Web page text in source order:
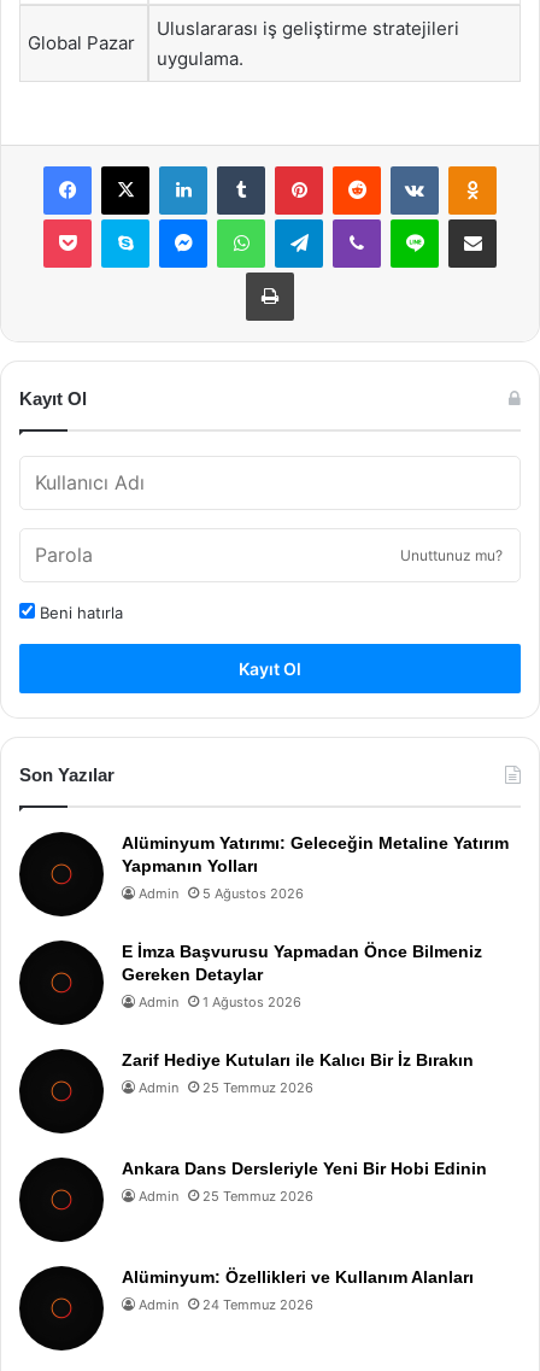
Global Pazar
Uluslararası iş geliştirme stratejileri
uygulama.
Facebook
X LinkedInTumblr PinterestReddit VKontakte
Pocket Skype MessengerWhatsAppTelegramViber Line E-Posta ile
Yazdır
Kayıt Ol
Unuttunuz mu?
Beni hatırla
Kayıt Ol
Son Yazılar
Alüminyum Yatırımı: Geleceğin Metaline Yatırım
Yapmanın Yolları
Admin 5 Ağustos 2026
E İmza Başvurusu Yapmadan Önce Bilmeniz
Gereken Detaylar
Admin 1 Ağustos 2026
Zarif Hediye Kutuları ile Kalıcı Bir İz Bırakın
Admin 25 Temmuz 2026
Ankara Dans Dersleriyle Yeni Bir Hobi Edinin
Admin 25 Temmuz 2026
Alüminyum: Özellikleri ve Kullanım Alanları
Admin 24 Temmuz 2026